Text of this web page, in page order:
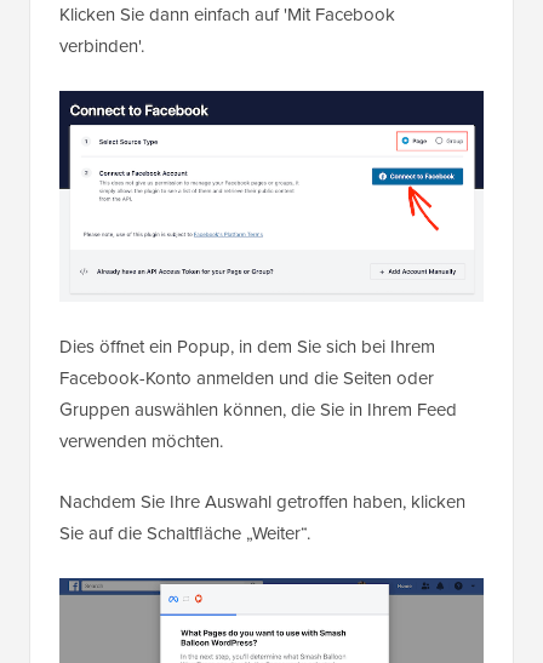
Klicken Sie dann einfach auf 'Mit Facebook
verbinden'.
Dies öffnet ein Popup, in dem Sie sich bei Ihrem
Facebook-Konto anmelden und die Seiten oder
Gruppen auswählen können, die Sie in Ihrem Feed
verwenden möchten.
Nachdem Sie Ihre Auswahl getroffen haben, klicken
Sie auf die Schaltfläche „Weiter“.